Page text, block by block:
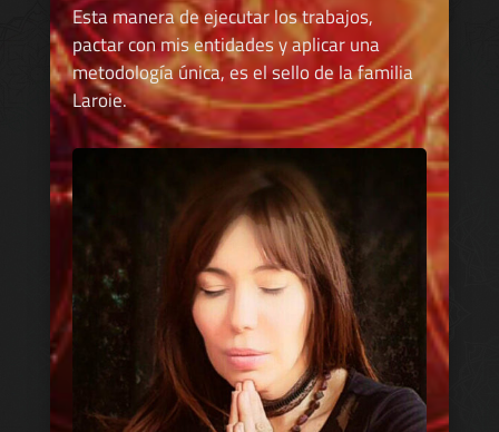
Esta manera de ejecutar los trabajos,
pactar con mis entidades y aplicar una
metodología única, es el sello de la familia
Laroie.